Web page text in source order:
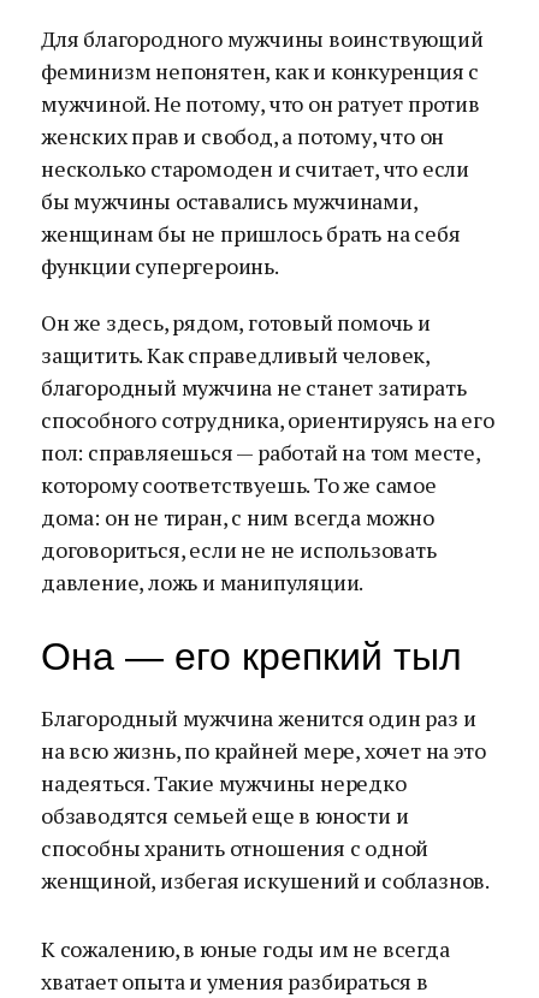
Для благородного мужчины воинствующий
феминизм непонятен, как и конкуренция с
мужчиной. Не потому, что он ратует против
женских прав и свобод, а потому, что он
несколько старомоден и считает, что если
бы мужчины оставались мужчинами,
женщинам бы не пришлось брать на себя
функции супергероинь.
Он же здесь, рядом, готовый помочь и
защитить. Как справедливый человек,
благородный мужчина не станет затирать
способного сотрудника, ориентируясь на его
пол: справляешься — работай на том месте,
которому соответствуешь. То же самое
дома: он не тиран, с ним всегда можно
договориться, если не не использовать
давление, ложь и манипуляции.
Она — его крепкий тыл
Благородный мужчина женится один раз и
на всю жизнь, по крайней мере, хочет на это
надеяться. Такие мужчины нередко
обзаводятся семьей еще в юности и
способны хранить отношения с одной
женщиной, избегая искушений и соблазнов.
К сожалению, в юные годы им не всегда
хватает опыта и умения разбираться в